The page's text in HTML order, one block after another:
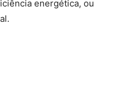
energética, ou